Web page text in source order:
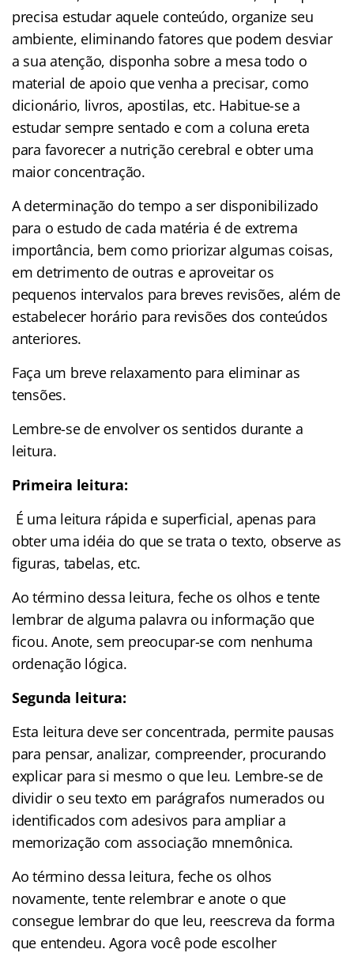
precisa estudar aquele conteúdo, organize seu
ambiente, eliminando fatores que podem desviar
a sua atenção, disponha sobre a mesa todo o
material de apoio que venha a precisar, como
dicionário, livros, apostilas, etc. Habitue-se a
estudar sempre sentado e com a coluna ereta
para favorecer a nutrição cerebral e obter uma
maior concentração.
A determinação do tempo a ser disponibilizado
para o estudo de cada matéria é de extrema
importância, bem como priorizar algumas coisas,
em detrimento de outras e aproveitar os
pequenos intervalos para breves revisões, além de
estabelecer horário para revisões dos conteúdos
anteriores.
Faça um breve relaxamento para eliminar as
tensões.
Lembre-se de envolver os sentidos durante a
leitura.
Primeira leitura:
É uma leitura rápida e superficial, apenas para
obter uma idéia do que se trata o texto, observe as
figuras, tabelas, etc.
Ao término dessa leitura, feche os olhos e tente
lembrar de alguma palavra ou informação que
ficou. Anote, sem preocupar-se com nenhuma
ordenação lógica.
Segunda leitura:
Esta leitura deve ser concentrada, permite pausas
para pensar, analizar, compreender, procurando
explicar para si mesmo o que leu. Lembre-se de
dividir o seu texto em parágrafos numerados ou
identificados com adesivos para ampliar a
memorização com associação mnemônica.
Ao término dessa leitura, feche os olhos
novamente, tente relembrar e anote o que
consegue lembrar do que leu, reescreva da forma
que entendeu. Agora você pode escolher